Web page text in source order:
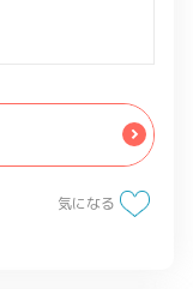
、申込サイトの
気になる